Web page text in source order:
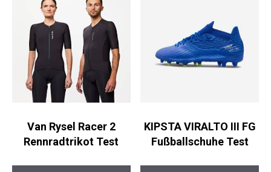
Van Rysel Racer 2
Rennradtrikot Test
KIPSTA VIRALTO III FG
Fußballschuhe Test